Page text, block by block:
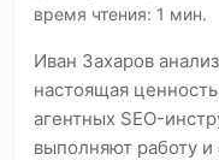
время чтения: 1 мин.
Иван Захаров
настоящая
агентных SEO-
выполняют работу